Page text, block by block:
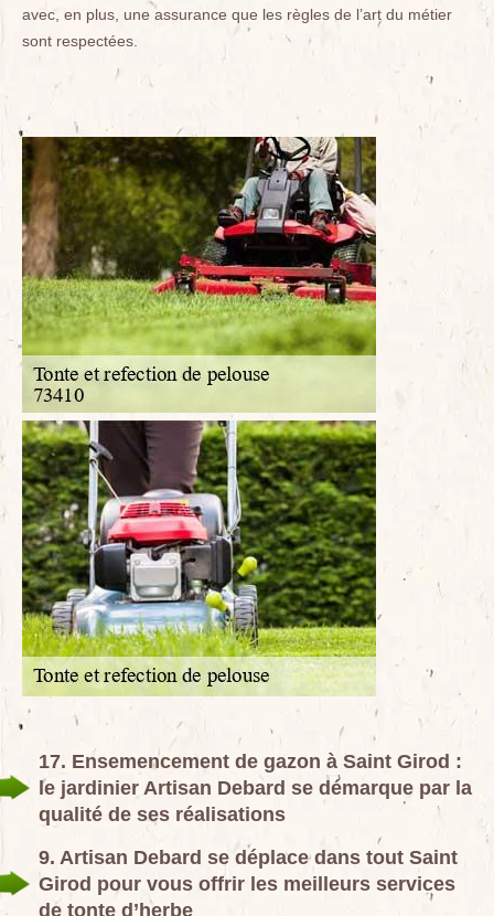
avec, en plus, une assurance que les règles de l’art du métier
sont respectées.
17. Ensemencement de gazon à Saint Girod :
le jardinier Artisan Debard se démarque par la
qualité de ses réalisations
9. Artisan Debard se déplace dans tout Saint
Girod pour vous offrir les meilleurs services
de tonte d’herbe